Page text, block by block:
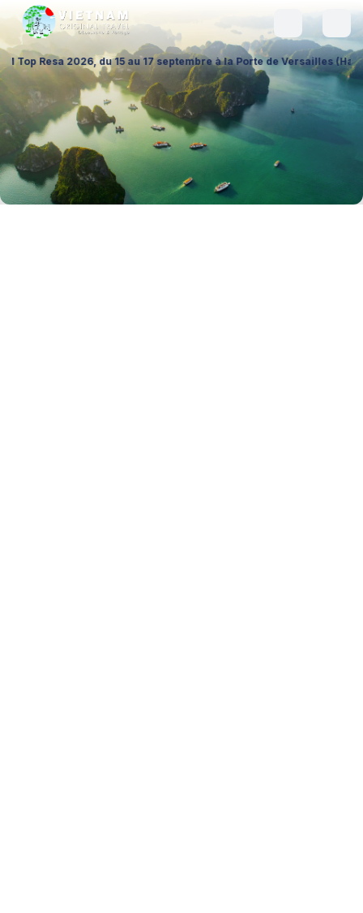
du 15 au 17 septembre à la Porte de Versailles (Hall 1 – Stand